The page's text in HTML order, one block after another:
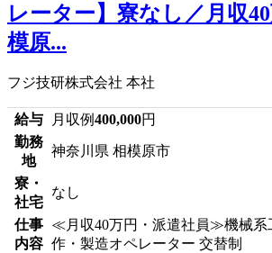
レーター】寮なし／月収
模原...
フジ技研株式会社 本社
給与 月収例400,000円
勤務
地
神奈川県 相模原市
寮・
社宅
なし
仕事
内容
≪月収40万円・派遣社員≫機械系
作・製造オペレーター 交替制